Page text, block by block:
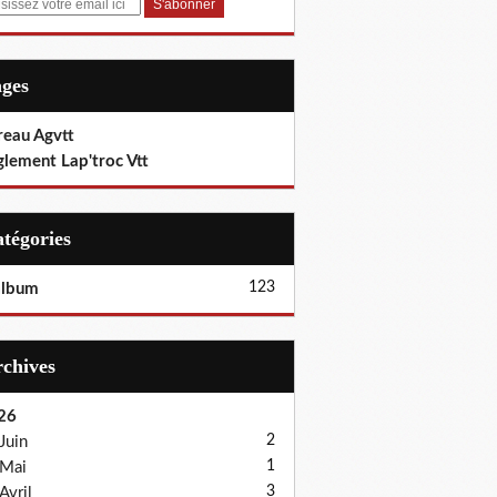
Agvtt
Lap'troc Vtt
123
Juin
2
Mai 1
Avril 3